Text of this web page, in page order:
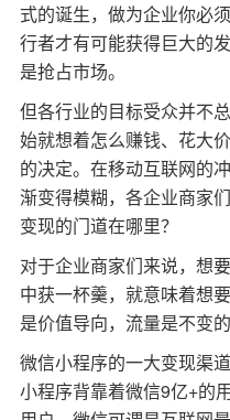
式的诞生，做为企业你必
行者才有可能获得巨大的
是抢占市场。
但各行业的目标受众并不
始就想着怎么赚钱、花大
的决定。在移动互联网的
渐变得模糊，各企业商家
变现的门道在哪里？
对于企业商家们来说，想
中获一杯羹，就意味着想
是价值导向，流量是不变
微信小程序的一大变现渠
小程序背靠着微信9亿+的